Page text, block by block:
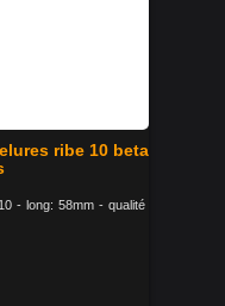
ribe 10 beta
- long: 58mm - qualité